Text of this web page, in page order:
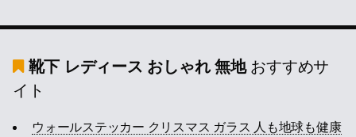
靴下 レディース おしゃれ 無地おすすめサ
イト
ウォールステッカー クリスマス ガラス 人も地球も健康